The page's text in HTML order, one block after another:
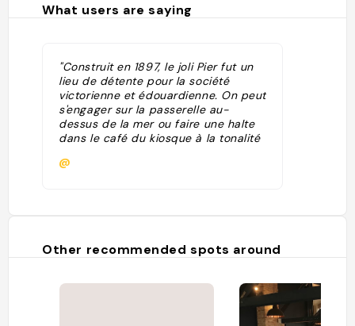
What users are saying
"Construit en 1897, le joli Pier fut un
lieu de détente pour la société
victorienne et édouardienne. On peut
s'engager sur la passerelle au-
dessus de la mer ou faire une halte
dans le café du kiosque à la tonalité
une petite plage minuscule qui
curieux..."
@
Other recommended spots around